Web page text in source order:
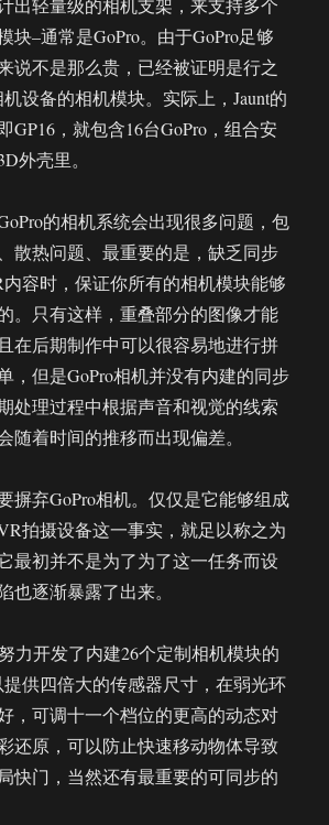
出轻量级的相机支架，来支持多个
块–通常是GoPro。由于GoPro足够
说不是那么贵，已经被证明是行之
设备的相机模块。实际上，Jaunt的
GP16，就包含16台GoPro，组合安
外壳里。
的相机系统会出现很多问题，包
散热问题、最重要的是，缺乏同步
容时，保证你所有的相机模块能够
。只有这样，重叠部分的图像才能
在后期制作中可以很容易地进行拼
，但是GoPro相机并没有内建的同步
处理过程中根据声音和视觉的线索
随着时间的推移而出现偏差。
摒弃GoPro相机。仅仅是它能够组成
拍摄设备这一事实，就足以称之为
最初并不是为了为了这一任务而设
也逐渐暴露了出来。
力开发了内建26个定制相机模块的
提供四倍大的传感器尺寸，在弱光环
，可调十一个档位的更高的动态对
还原，可以防止快速移动物体导致
快门，当然还有最重要的可同步的